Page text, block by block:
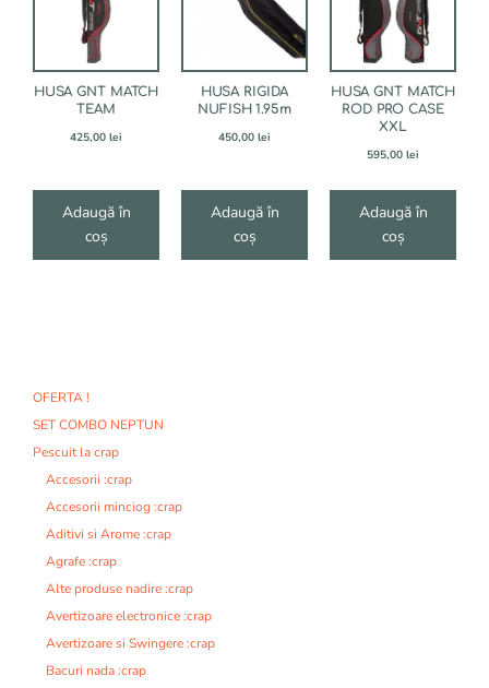
HUSA GNT MATCH
TEAM
425,00 lei
Adaugă în
coș
HUSA RIGIDA
NUFISH 1.95m
450,00 lei
Adaugă în
coș
HUSA GNT MATCH
ROD PRO CASE
XXL
595,00 lei
Adaugă în
coș
OFERTA !
SET COMBO NEPTUN
Pescuit la crap
Accesorii :crap
Accesorii minciog :crap
Aditivi si Arome :crap
Agrafe :crap
Alte produse nadire :crap
Avertizoare electronice :crap
Avertizoare si Swingere :crap
Bacuri nada :crap